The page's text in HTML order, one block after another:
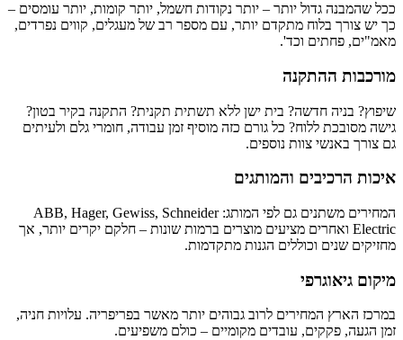
ככל שהמבנה גדול יותר – יותר נקודות חשמל, יותר קומות, יותר עומסים –
כך יש צורך בלוח מתקדם יותר, עם מספר רב של מעגלים, קווים נפרדים,
מאמ"ים, פחתים וכד'.
מורכבות ההתקנה
שיפוץ? בניה חדשה? בית ישן ללא תשתית תקנית? התקנה בקיר בטון?
גישה מסובכת ללוח? כל גורם כזה מוסיף זמן עבודה, חומרי גלם ולעיתים
גם צורך באנשי צוות נוספים.
איכות הרכיבים והמותגים
המחירים משתנים גם לפי המותג: ABB, Hager, Gewiss, Schneider
Electric ואחרים מציעים מוצרים ברמות שונות – חלקם יקרים יותר, אך
מחזיקים שנים וכוללים הגנות מתקדמות.
מיקום גיאוגרפי
במרכז הארץ המחירים לרוב גבוהים יותר מאשר בפריפריה. עלויות חניה,
זמן הגעה, פקקים, עובדים מקומיים – כולם משפיעים.